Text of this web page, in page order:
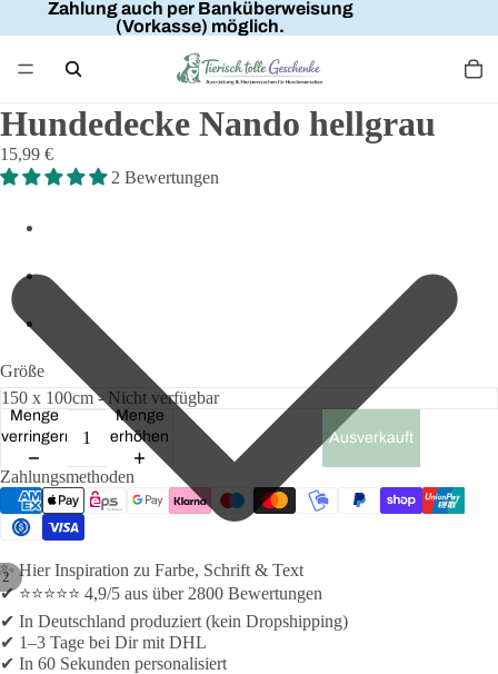
Zahlung auch per Banküberweisung
(Vorkasse) möglich.
2
Hundedecke Nando hellgrau
15,99 €
2 Bewertungen
Größe
Menge
verringern
Menge
erhöhen
Ausverkauft
Zahlungsmethoden
✨ Hier Inspiration zu Farbe, Schrift & Text
✔ ⭐⭐⭐⭐⭐ 4,9/5 aus über 2800 Bewertungen
✔ In Deutschland produziert (kein Dropshipping)
✔ 1–3 Tage bei Dir mit DHL
✔ In 60 Sekunden personalisiert